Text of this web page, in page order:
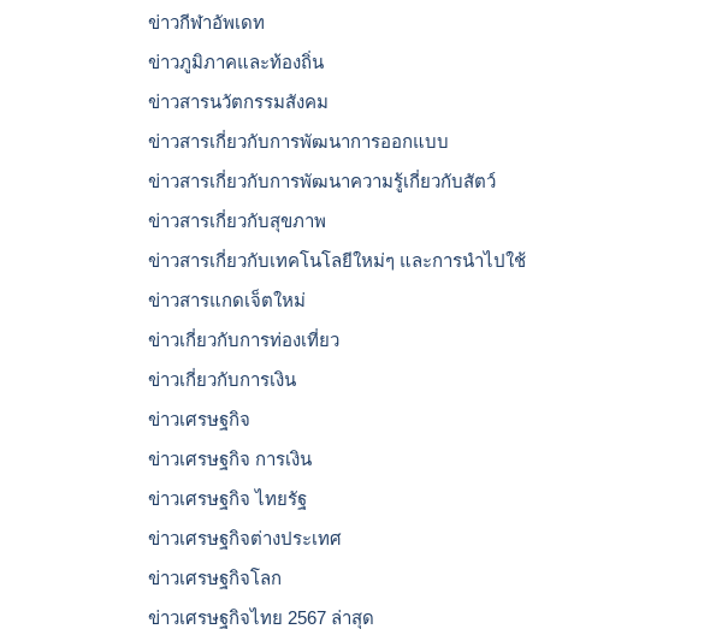
ข่าวกีฬาอัพเดท
ข่าวภูมิภาคและท้องถิ่น
ข่าวสารนวัตกรรมสังคม
ข่าวสารเกี่ยวกับการพัฒนาการออกแบบ
ข่าวสารเกี่ยวกับการพัฒนาความรู้เกี่ยวกับสัตว์
ข่าวสารเกี่ยวกับสุขภาพ
ข่าวสารเกี่ยวกับเทคโนโลยีใหม่ๆ และการนำไปใช้
ข่าวสารแกดเจ็ตใหม่
ข่าวเกี่ยวกับการท่องเที่ยว
ข่าวเกี่ยวกับการเงิน
ข่าวเศรษฐกิจ
ข่าวเศรษฐกิจ การเงิน
ข่าวเศรษฐกิจ ไทยรัฐ
ข่าวเศรษฐกิจต่างประเทศ
ข่าวเศรษฐกิจโลก
ข่าวเศรษฐกิจไทย 2567 ล่าสุด